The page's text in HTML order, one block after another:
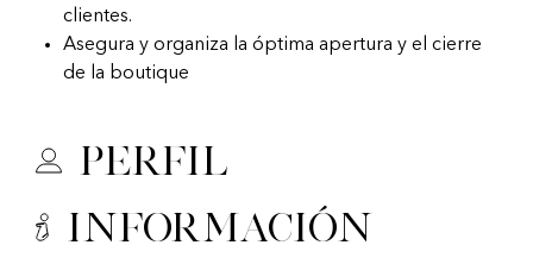
clientes.
Asegura y organiza la óptima apertura y el cierre
de la boutique
Perfil
Información